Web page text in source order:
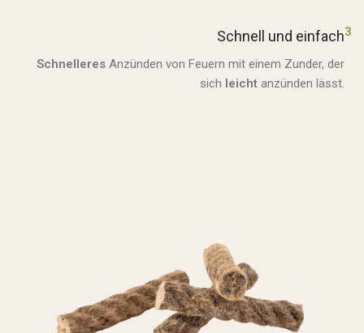
3
Schnell und einfach
Schnelleres Anzünden von Feuern mit einem Zunder, der
sich leicht anzünden lässt.